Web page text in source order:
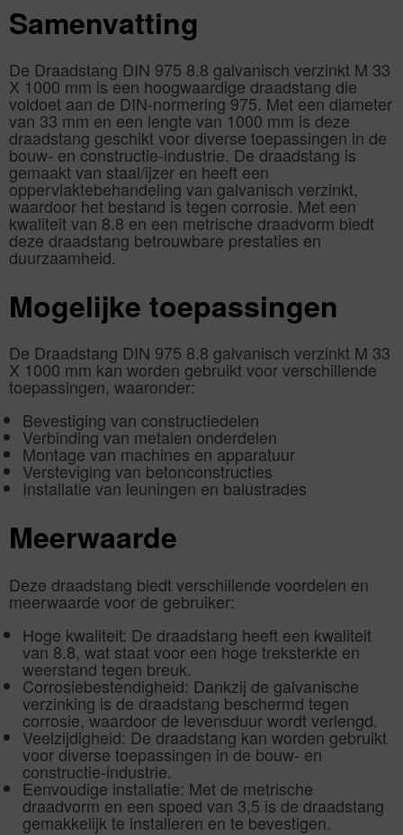
Samenvatting
De Draadstang DIN 975 8.8 galvanisch verzinkt M 33
X 1000 mm is een hoogwaardige draadstang die
voldoet aan de DIN-normering 975. Met een diameter
van 33 mm en een lengte van 1000 mm is deze
draadstang geschikt voor diverse toepassingen in de
bouw- en constructie-industrie. De draadstang is
gemaakt van staal/ijzer en heeft een
oppervlaktebehandeling van galvanisch verzinkt,
waardoor het bestand is tegen corrosie. Met een
kwaliteit van 8.8 en een metrische draadvorm biedt
deze draadstang betrouwbare prestaties en
duurzaamheid.
Mogelijke toepassingen
De Draadstang DIN 975 8.8 galvanisch verzinkt M 33
X 1000 mm kan worden gebruikt voor verschillende
toepassingen, waaronder:
Bevestiging van constructiedelen
Verbinding van metalen onderdelen
Montage van machines en apparatuur
Versteviging van betonconstructies
Installatie van leuningen en balustrades
Meerwaarde
Deze draadstang biedt verschillende voordelen en
meerwaarde voor de gebruiker:
Hoge kwaliteit: De draadstang heeft een kwaliteit
van 8.8, wat staat voor een hoge treksterkte en
weerstand tegen breuk.
Corrosiebestendigheid: Dankzij de galvanische
verzinking is de draadstang beschermd tegen
corrosie, waardoor de levensduur wordt verlengd.
Veelzijdigheid: De draadstang kan worden gebruikt
voor diverse toepassingen in de bouw- en
constructie-industrie.
Eenvoudige installatie: Met de metrische
draadvorm en een spoed van 3,5 is de draadstang
gemakkelijk te installeren en te bevestigen.